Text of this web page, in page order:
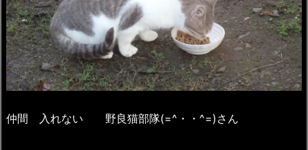
仲間 入れない 野良猫部隊(=^・・^=)さん